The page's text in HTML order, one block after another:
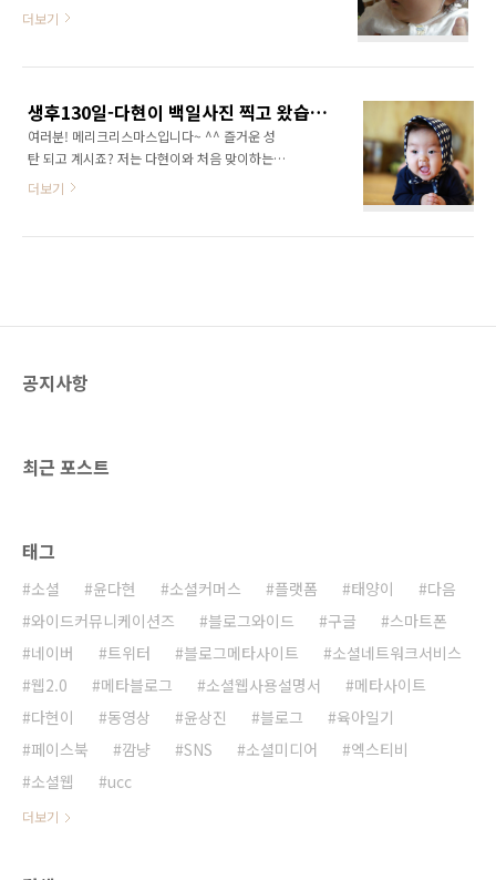
때 살짝 찍은 사진도 있구요~ 역시나 이쁘죠? 근
억이 될 것 같아 올립니다~ 나중에 다현이가 이
사진 내리자고 하면 어쩌죠? ^^ 2. 뭐가 그리 신
기한건지... 호기심이 가득한 표정입니다. ^^ 다
현이는 표정이 풍부한 걸로 유명하죠~ 그냥 우리
3. 졸린 표정의 다현이... 열심이 놀다가도 시간
더보기
생후130일-다현이 백일사진 찍고 왔습니다. 언능 보러오세요! 쓰러집니다!
여러분! 메리크리스마스입니다~ ^^ 즐거운 성
탄 되고 계시죠? 저는 다현이와 처음 맞이하는
성탄절이 너무 좋네요~ 물론 오늘도 다현이와 씨
다. 젊은 분들이라서 아주 감각적으로 찍어주는
때..
더보기
공지사항
최근 포스트
태그
소셜 윤다현 소셜커머스 플랫폼 태양이
다음
와이드커뮤니케이션즈
블로그와이드 구글
스마트폰
네이버
트위터 블로그메타사이트
소셜네트워크서비스
웹2.0
메타블로그 소셜웹사용설명서
메타사이트
다현이
동영상 윤상진 블로그
육아일기
페이스북
깜냥 SNS 소셜미디어
엑스티비
소셜웹
ucc
더보기